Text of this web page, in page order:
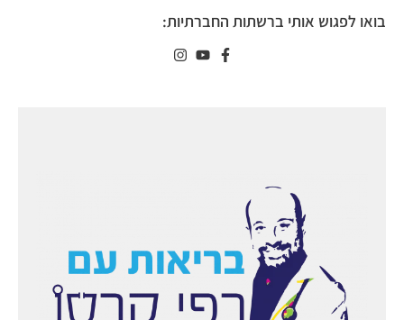
בואו לפגוש אותי ברשתות החברתיות: